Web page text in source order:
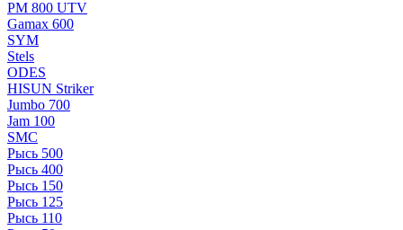
РМ 800 UTV
Gamax 600
SYM
Stels
ОDЕS
HISUN Striker
Jumbo 700
Jam 100
SMC
Рысь 500
Рысь 400
Рысь 150
Рысь 125
Рысь 110